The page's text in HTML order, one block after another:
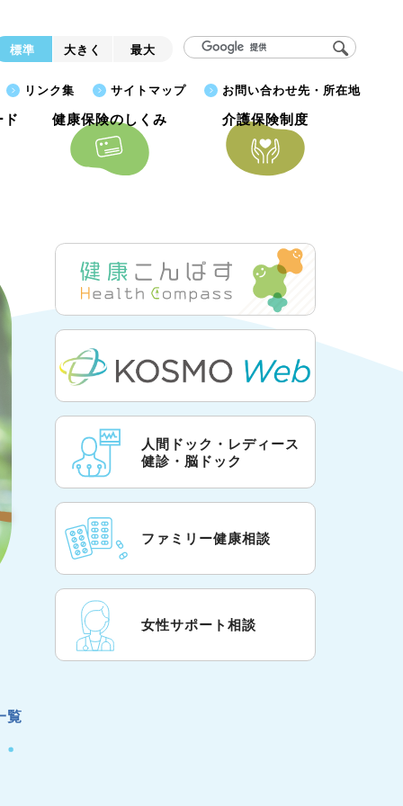
標準 大きく 最大
リンク集 サイトマップ お問い合わせ先・所在地
ド 健康保険のしくみ 介護保険制度
覧
人間ドック・レディース
健診・脳ドック
ファミリー健康相談
女性サポート相談